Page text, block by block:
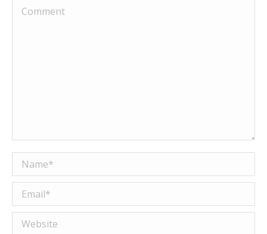
Comment
Name *
Email *
Website